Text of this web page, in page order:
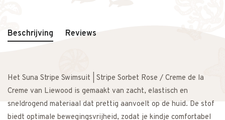
Beschrijving Reviews
Het Suna Stripe Swimsuit | Stripe Sorbet Rose / Creme de la
Creme van Liewood is gemaakt van zacht, elastisch en
sneldrogend materiaal dat prettig aanvoelt op de huid. De stof
biedt optimale bewegingsvrijheid, zodat je kindje comfortabel